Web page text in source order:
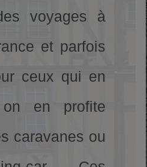
voyages à
et parfois
ceux qui en
on en profite
caravanes ou